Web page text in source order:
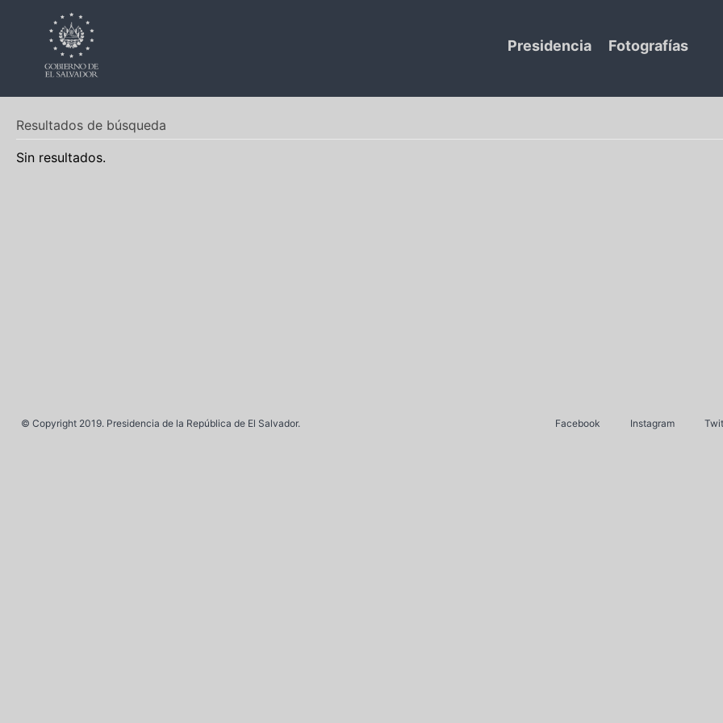
Presidencia Fotografías
Resultados de búsqueda
Sin resultados.
© Copyright 2019. Presidencia de la República de El Salvador. Facebook Instagram